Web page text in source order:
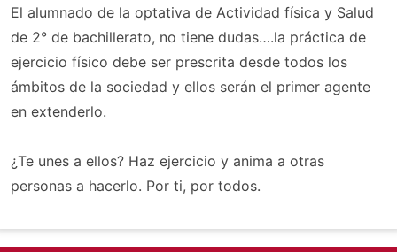
El alumnado de la optativa de Actividad física y Salud
de 2° de bachillerato, no tiene dudas….la práctica de
ejercicio físico debe ser prescrita desde todos los
ámbitos de la sociedad y ellos serán el primer agente
en extenderlo.
¿Te unes a ellos? Haz ejercicio y anima a otras
personas a hacerlo. Por ti, por todos.